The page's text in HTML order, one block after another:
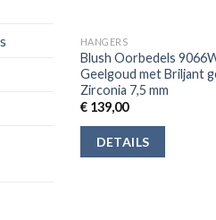
HANGERS
Blush Oorbedels
Geelgoud met Briljant
Zirconia 7,5 mm
€139,00
DETAILS